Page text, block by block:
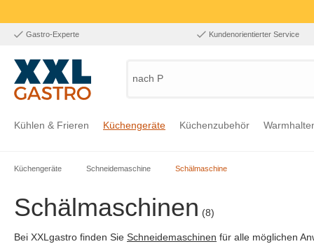
Gastro-Experte Kundenorientierter Service
nach Produ
Kühlen & Frieren Küchengeräte Küchenzubehör
Küchengeräte Schneidemaschine Schälmaschine
Schälmaschinen (8)
Bei XXLgastro finden Sie Schneidemaschinen für alle möglichen